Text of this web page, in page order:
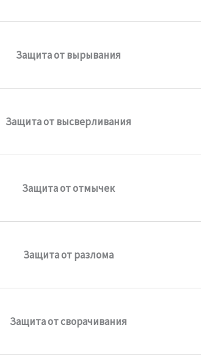
Защита от вырывания
Защита от высверливания
Защита от отмычек
Защита от разлома
Защита от сворачивания